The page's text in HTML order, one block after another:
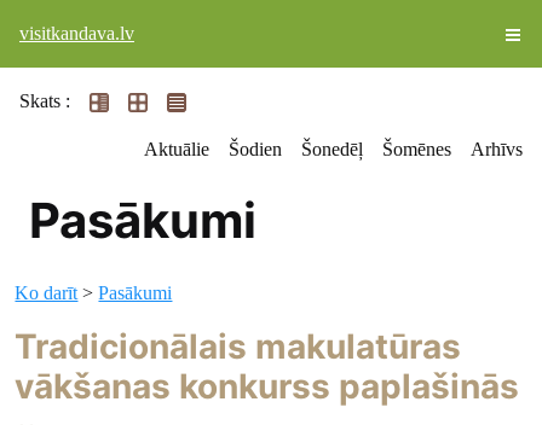
visitkandava.lv
Skats :
Aktuālie Šodien Šonedēļ Šomēnes Arhīvs
Pasākumi
Ko darīt >Pasākumi
Tradicionālais makulatūras
vākšanas konkurss paplašinās